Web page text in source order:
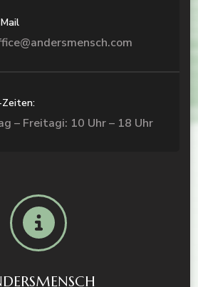
– Freitagi: 10 Uhr – 18 Uhr